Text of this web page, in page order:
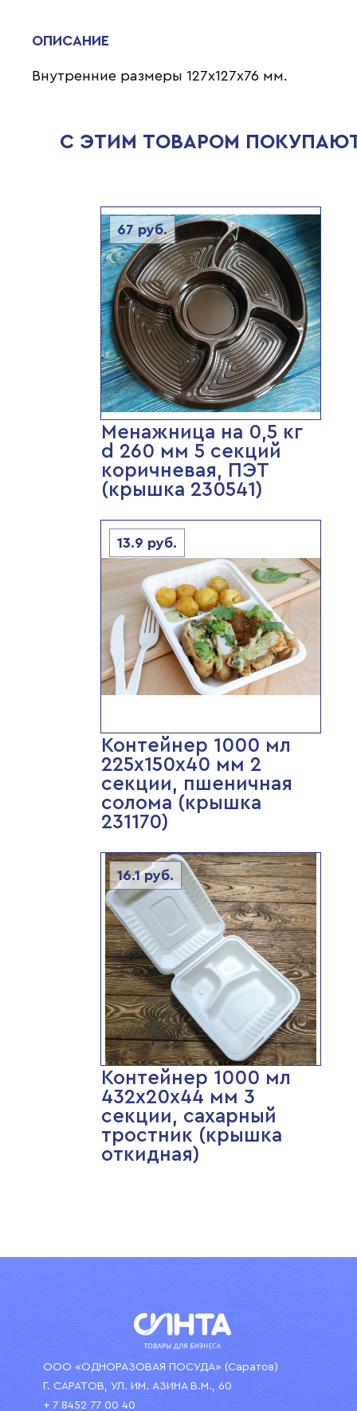
ОПИСАНИЕ
Внутренние размеры 127х127х76 мм.
С ЭТИМ ТОВАРОМ
67руб.
Менажница на 0,5 кг
d 260 мм 5 секций
коричневая, ПЭТ
(крышка 230541)
13.9 руб.
Контейнер 1000 мл
225х150х40 мм 2
секции, пшеничная
солома (крышка
231170)
16.1руб.
Контейнер 1000 мл
432х20х44 мм 3
секции, сахарный
тростник (крышка
откидная)
ООО «ОДНОРАЗОВАЯ ПОСУДА» (Саратов)
Г. САРАТОВ, УЛ. ИМ. АЗИНА В.М., 60
+ 7 8452 77 00 40